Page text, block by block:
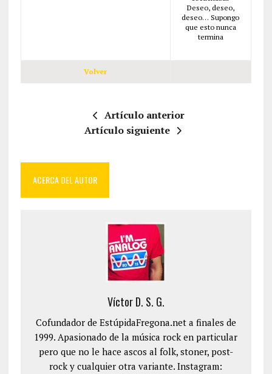
Deseo, deseo,
deseo… Supongo
que esto nunca
termina
Volver
Artículo anterior
Artículo siguiente
ACERCA DEL AUTOR
Víctor D. S. G.
Cofundador de EstúpidaFregona.net a finales de
1999. Apasionado de la música rock en particular
pero que no le hace ascos al folk, stoner, post-
rock y cualquier otra variante. Instagram: